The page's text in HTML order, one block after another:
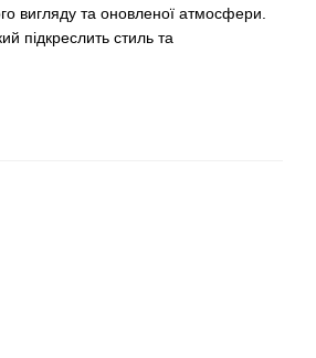
вигляду та оновленої атмосфери.
підкреслить стиль та